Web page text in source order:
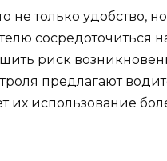
не только удобство,
сосредоточиться
риск
предлагают
их использование